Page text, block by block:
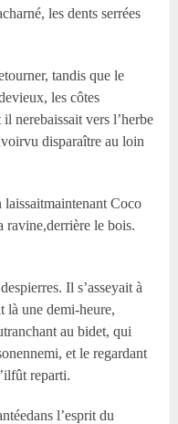
les dents serrées
tandis que le
les côtes
nerebaissait vers l’herbe
disparaître au loin
laissaitmaintenant Coco
ravine,derrière le bois.
Il s’asseyait à
là une demi-heure,
au bidet, qui
et le regardant
reparti.
l’esprit du